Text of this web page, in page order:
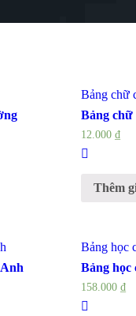
Bảng chữ
Bảng chữ
12.000 ₫
Thêm
Bảng học
Bảng học
158.000 ₫